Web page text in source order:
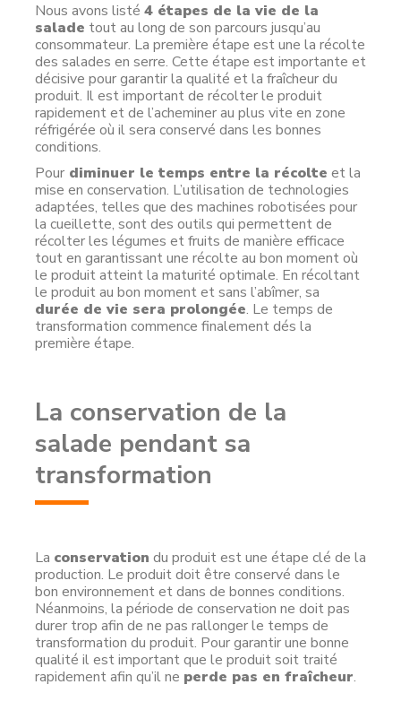
Nous avons listé 4 étapes de la vie de la
salade tout au long de son parcours jusqu’au
consommateur. La première étape est une la récolte
des salades en serre. Cette étape est importante et
décisive pour garantir la qualité et la fraîcheur du
produit. Il est important de récolter le produit
rapidement et de l’acheminer au plus vite en zone
réfrigérée où il sera conservé dans les bonnes
conditions.
Pour diminuer le temps entre la récolte et la
mise en conservation. L’utilisation de technologies
adaptées, telles que des machines robotisées pour
la cueillette, sont des outils qui permettent de
récolter les légumes et fruits de manière efficace
tout en garantissant une récolte au bon moment où
le produit atteint la maturité optimale. En récoltant
le produit au bon moment et sans l’abîmer, sa
durée de vie sera prolongée. Le temps de
transformation commence finalement dés la
première étape.
La conservation de la
salade pendant sa
transformation
La conservation du produit est une étape clé de la
production. Le produit doit être conservé dans le
bon environnement et dans de bonnes conditions.
Néanmoins, la période de conservation ne doit pas
durer trop afin de ne pas rallonger le temps de
transformation du produit. Pour garantir une bonne
qualité il est important que le produit soit traité
rapidement afin qu’il ne perde pas en fraîcheur.